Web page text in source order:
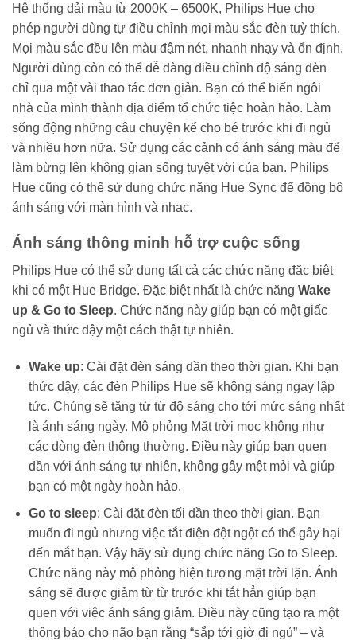
Hệ thống dải màu từ 2000K – 6500K, Philips Hue cho
phép người dùng tự điều chỉnh mọi màu sắc đèn tuỳ thích.
Mọi màu sắc đều lên màu đậm nét, nhanh nhạy và ổn định.
Người dùng còn có thể dễ dàng điều chỉnh độ sáng đèn
chỉ qua một vài thao tác đơn giản. Bạn có thể biến ngôi
nhà của mình thành địa điểm tổ chức tiệc hoàn hảo. Làm
sống động những câu chuyện kể cho bé trước khi đi ngủ
và nhiều hơn nữa. Sử dụng các cảnh có ánh sáng màu để
làm bừng lên không gian sống tuyệt vời của bạn. Philips
Hue cũng có thể sử dụng chức năng Hue Sync để đồng bộ
ánh sáng với màn hình và nhạc.
Ánh sáng thông minh hỗ trợ cuộc sống
Philips Hue có thể sử dụng tất cả các chức năng đặc biệt
khi có một Hue Bridge. Đặc biệt nhất là chức năng Wake
up & Go to Sleep. Chức năng này giúp bạn có một giấc
ngủ và thức dậy một cách thật tự nhiên.
Wake up: Cài đặt đèn sáng dần theo thời gian. Khi bạn
thức dậy, các đèn Philips Hue sẽ không sáng ngay lập
tức. Chúng sẽ tăng từ từ độ sáng cho tới mức sáng nhất
là ánh sáng ngày. Mô phỏng Mặt trời mọc không như
các dòng đèn thông thường. Điều này giúp bạn quen
dần với ánh sáng tự nhiên, không gây mệt mỏi và giúp
bạn có một ngày hoàn hảo.
Go to sleep: Cài đặt đèn tối dần theo thời gian. Bạn
muốn đi ngủ nhưng việc tắt điện đột ngột có thể gây hại
đến mắt bạn. Vậy hãy sử dụng chức năng Go to Sleep.
Chức năng này mộ phỏng hiện tượng mặt trời lặn. Ánh
sáng sẽ được giảm từ từ trước khi tắt hẳn giúp bạn
quen với việc ánh sáng giảm. Điều này cũng tạo ra một
thông báo cho não bạn rằng “sắp tới giờ đi ngủ” – và